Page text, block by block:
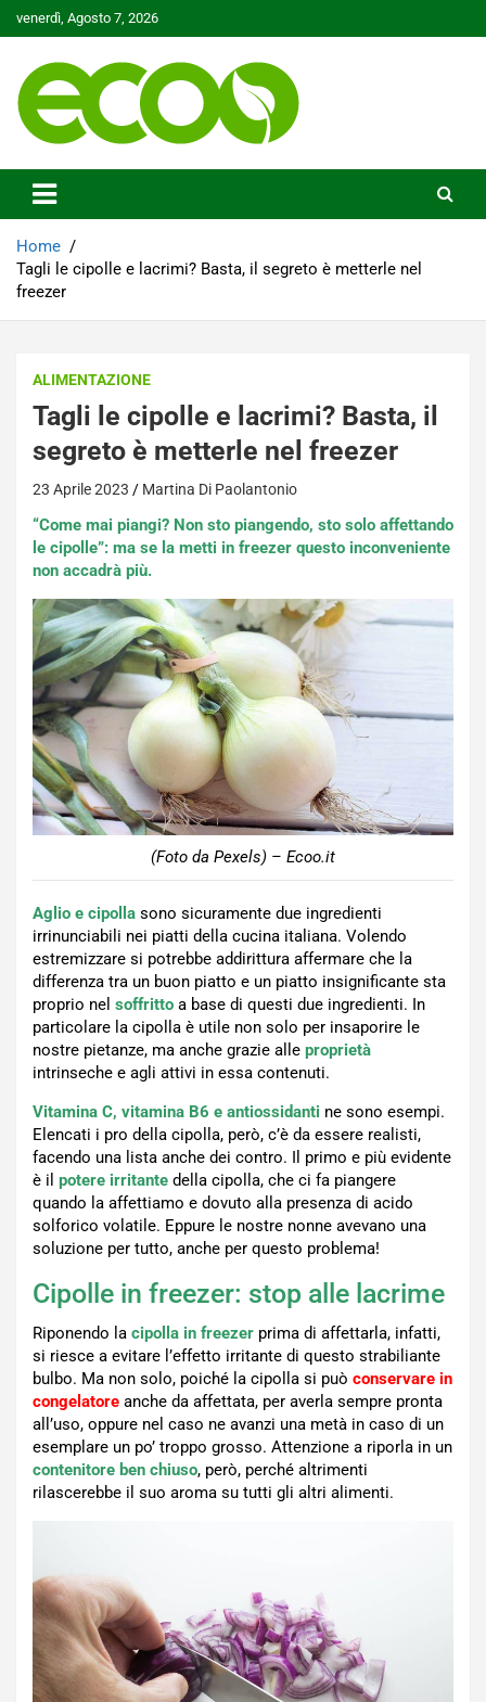
to
venerdì, Agosto 7, 2026
Ecoo.it
Home
Tagli le cipolle e lacrimi? Basta, il segreto è metterle nel
freezer
ALIMENTAZIONE
Tagli le cipolle e lacrimi? Basta, il
segreto è metterle nel freezer
23 Aprile 2023 Martina Di Paolantonio
“Come mai piangi? Non sto piangendo, sto solo affettando
le cipolle”: ma se la metti in freezer questo inconveniente
non accadrà più.
(Foto da Pexels) – Ecoo.it
Aglio e cipolla sono sicuramente due ingredienti
irrinunciabili nei piatti della cucina italiana. Volendo
estremizzare si potrebbe addirittura affermare che la
differenza tra un buon piatto e un piatto insignificante sta
proprio nel soffritto a base di questi due ingredienti. In
particolare la cipolla è utile non solo per insaporire le
nostre pietanze, ma anche grazie alle proprietà
intrinseche e agli attivi in essa contenuti.
Vitamina C, vitamina B6 e antiossidanti ne sono esempi.
Elencati i pro della cipolla, però, c’è da essere realisti,
facendo una lista anche dei contro. Il primo e più evidente
è il potere irritante della cipolla, che ci fa piangere
quando la affettiamo e dovuto alla presenza di acido
solforico volatile. Eppure le nostre nonne avevano una
soluzione per tutto, anche per questo problema!
Cipolle in freezer: stop alle lacrime
Riponendo la cipolla in freezer prima di affettarla, infatti,
si riesce a evitare l’effetto irritante di questo strabiliante
bulbo. Ma non solo, poiché la cipolla si può conservare in
congelatore anche da affettata, per averla sempre pronta
all’uso, oppure nel caso ne avanzi una metà in caso di un
esemplare un po’ troppo grosso. Attenzione a riporla in un
contenitore ben chiuso, però, perché altrimenti
rilascerebbe il suo aroma su tutti gli altri alimenti.